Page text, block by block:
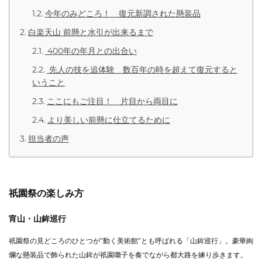
今年のみどころ！ 復元新調された懸装品
白楽天山 前懸と水引が出来るまで
400年の年月との出合い
先人の技を追体験 数百年の時を超えて復元すると
いうこと
ここにもご注目！ 片目から両目に
より美しい前懸に仕立てるために
担当者の声
祇園祭の楽しみ方
宵山・山鉾巡行
祇園祭の見どころのひとつが“動く美術館”とも呼ばれる「山鉾巡行」。豪華絢
爛な懸装品で飾られた山鉾が祇園囃子を奏でながら都大路を練り歩きます。